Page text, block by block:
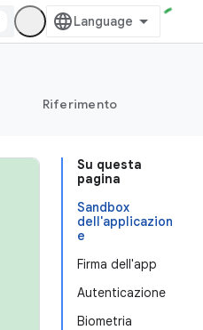
Riferimento
Su questa
pagina
Sandbox
dell'applicazion
e
Firma dell'app
Autenticazione
Biometria